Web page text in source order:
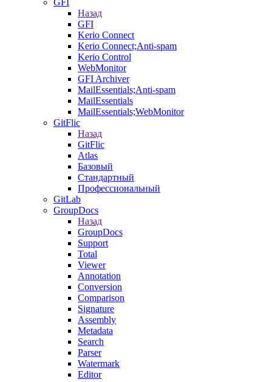
GFI
Назад
GFI
Kerio Connect
Kerio Connect;Anti-spam
Kerio Control
WebMonitor
GFI Archiver
MailEssentials;Anti-spam
MailEssentials
MailEssentials;WebMonitor
GitFlic
Назад
GitFlic
Atlas
Базовый
Стандартный
Профессиональный
GitLab
GroupDocs
Назад
GroupDocs
Support
Total
Viewer
Annotation
Conversion
Comparison
Signature
Assembly
Metadata
Search
Parser
Watermark
Editor